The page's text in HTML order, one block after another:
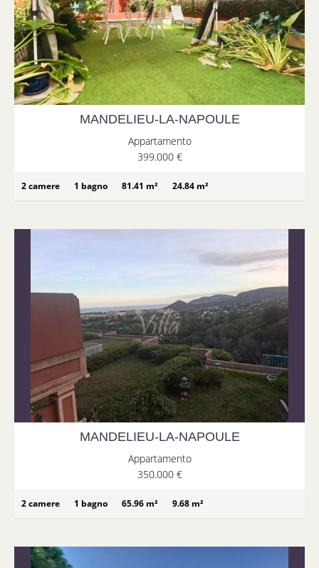
MANDELIEU-LA-NAPOULE
Appartamento
399.000 €
2 camere 1 bagno 81.41 m² 24.84 m²
MANDELIEU-LA-NAPOULE
Appartamento
350.000 €
2 camere 1 bagno 65.96 m² 9.68 m²